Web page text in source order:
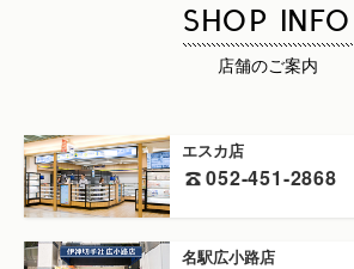
SHOP INFO
店舗のご案内
エスカ店
052-451-2868
名駅広小路店